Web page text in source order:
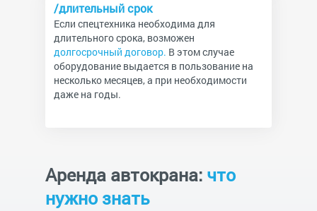
/длительный срок
Если спецтехника необходима для
длительного срока, возможен
долгосрочный договор. В этом случае
оборудование выдается в пользование на
несколько месяцев, а при необходимости
даже на годы.
Аренда автокрана: что
нужно знать